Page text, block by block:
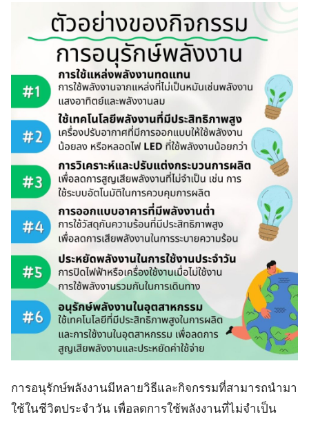
การอนุรักษ์พลังงานมีหลายวิธีและกิจกรรมที่สามารถนำมา
ใช้ในชีวิตประจำวัน เพื่อลดการใช้พลังงานที่ไม่จำเป็น